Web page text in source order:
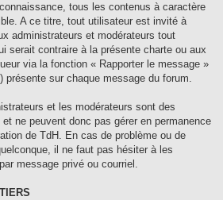
tous les contenus à caractère
A ce titre, tout utilisateur est invité à
administrateurs et modérateurs tout
serait contraire à la présente charte ou aux
via la fonction « Rapporter le message »
présente sur chaque message du forum.
et les modérateurs sont des
et ne peuvent donc pas gérer en permanence
de TdH. En cas de problème ou de
il ne faut pas hésiter à les
message privé ou courriel.